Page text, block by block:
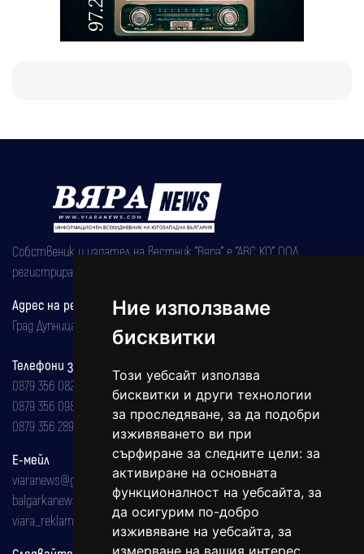
Ние използваме
бисквитки
Този уебсайт използва
бисквитки и други технологии
за проследяване, за да подобри
изживяването ви при
сърфиране за следните цели: за
активиране на основната
функционалност на уебсайта, за
да осигурим по-добро
изживяване на уебсайта, за
измерване на вашия интерес
Собственик и издател на вестник "Вяра" е "АВС КО" ООД,
регистрирана на 08.05.2002 година.
Адрес на редакцията
Град Дупница, ул.''Христо Ботев" 43
Телефони за реклама и абонаменти
0879 356 082
0879 356 098
0879 356 289
Е-мейл
viaranews@gmail.com
balgarkanews@gmail.com
viara_reklama@mail.bg